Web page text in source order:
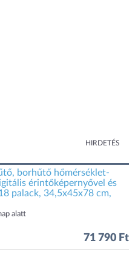
HIRDETÉS
borhűtő hőmérséklet-
érintőképernyővel és
palack, 34,5x45x78 cm,
alatt
71 790 Ft